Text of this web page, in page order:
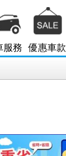
服務 優惠車款